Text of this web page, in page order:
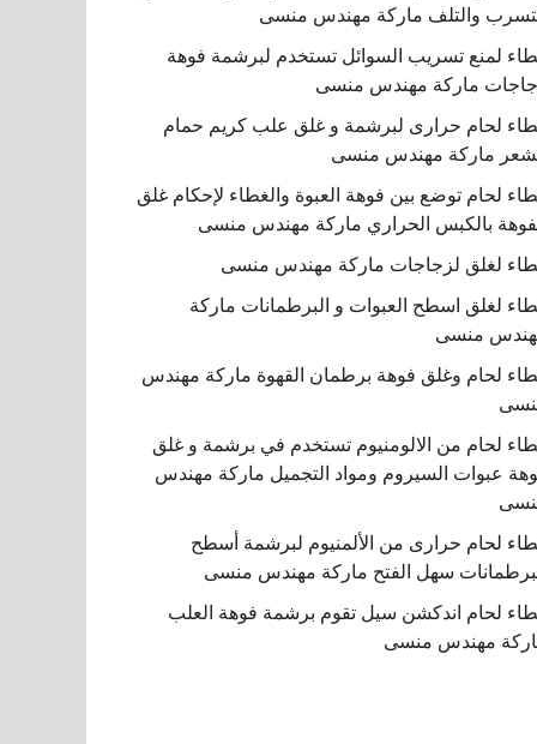
والتلف ماركة مهندس منسى
لمنع تسريب السوائل تستخدم لبرشمة فوهة
ماركة مهندس منسى
لحام حرارى لبرشمة و غلق علب كريم حمام
ماركة مهندس منسى
لحام توضع بين فوهة العبوة والغطاء لإحكام غلق
بالكبس الحراري ماركة مهندس منسى
لغلق لزجاجات ماركة مهندس منسى
لغلق اسطح العبوات و البرطمانات ماركة
منسى
لحام وغلق فوهة برطمان القهوة ماركة مهندس
لحام من الالومنيوم تستخدم في برشمة و غلق
عبوات السيروم ومواد التجميل ماركة مهندس
لحام حرارى من الألمنيوم لبرشمة أسطح
سهل الفتح ماركة مهندس منسى
لحام اندكشن سيل تقوم برشمة فوهة العلب
مهندس منسى